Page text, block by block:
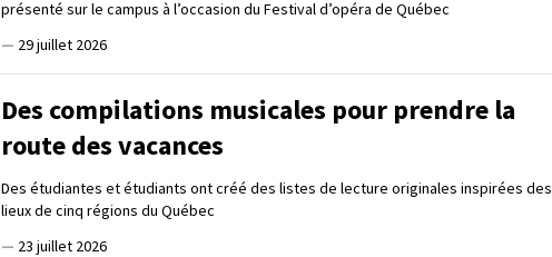
présenté sur le campus à l’occasion du Festival d’opéra de Québec
— 29 juillet 2026
Des compilations musicales pour prendre la
route des vacances
Des étudiantes et étudiants ont créé des listes de lecture originales inspirées des
lieux de cinq régions du Québec
— 23 juillet 2026